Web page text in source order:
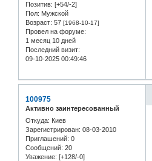
Позитив: [+54/-2]
Пол: Мужской
Возраст: 57 [1968-10-17]
Провел на форуме:
1 месяц 10 дней
Последний визит:
09-10-2025 00:49:46
100975
Активно заинтересованный
Откуда: Киев
Зарегистрирован: 08-03-2010
Приглашений: 0
Сообщений: 20
Уважение: [+128/-0]